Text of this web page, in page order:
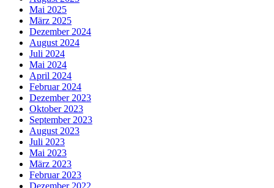
Mai 2025
März 2025
Dezember 2024
August 2024
Juli 2024
Mai 2024
April 2024
Februar 2024
Dezember 2023
Oktober 2023
September 2023
August 2023
Juli 2023
Mai 2023
März 2023
Februar 2023
Dezember 2022